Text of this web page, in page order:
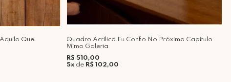
Que
Quadro Acrílico Eu Confio No Próximo Capítulo
Mimo Galeria
R$ 510,00
5xde R$ 102,00